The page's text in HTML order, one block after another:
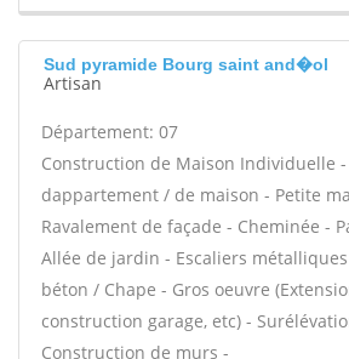
Sud pyramide Bourg saint and�ol
Artisan
Département: 07
Construction de Maison Individuelle
dappartement / de maison - Petite
Ravalement de façade - Cheminée -
Allée de jardin - Escaliers
béton / Chape - Gros oeuvre
construction garage, etc) -
Construction de murs -